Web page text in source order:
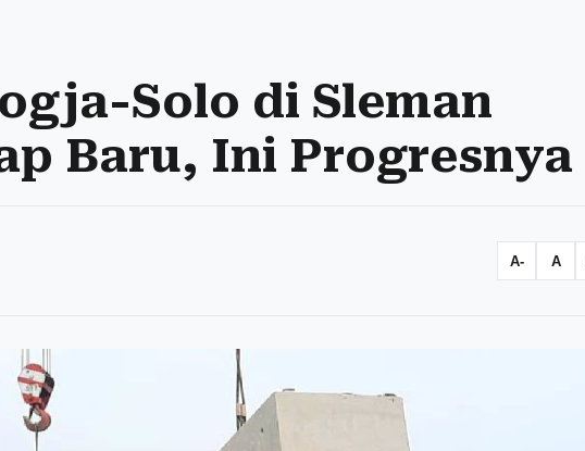
Solo di Sleman
Baru, Ini Progresnya
A- A